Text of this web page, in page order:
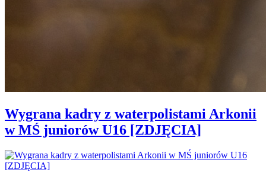
Wygrana kadry z waterpolistami Arkonii
w MŚ juniorów U16 [ZDJĘCIA]